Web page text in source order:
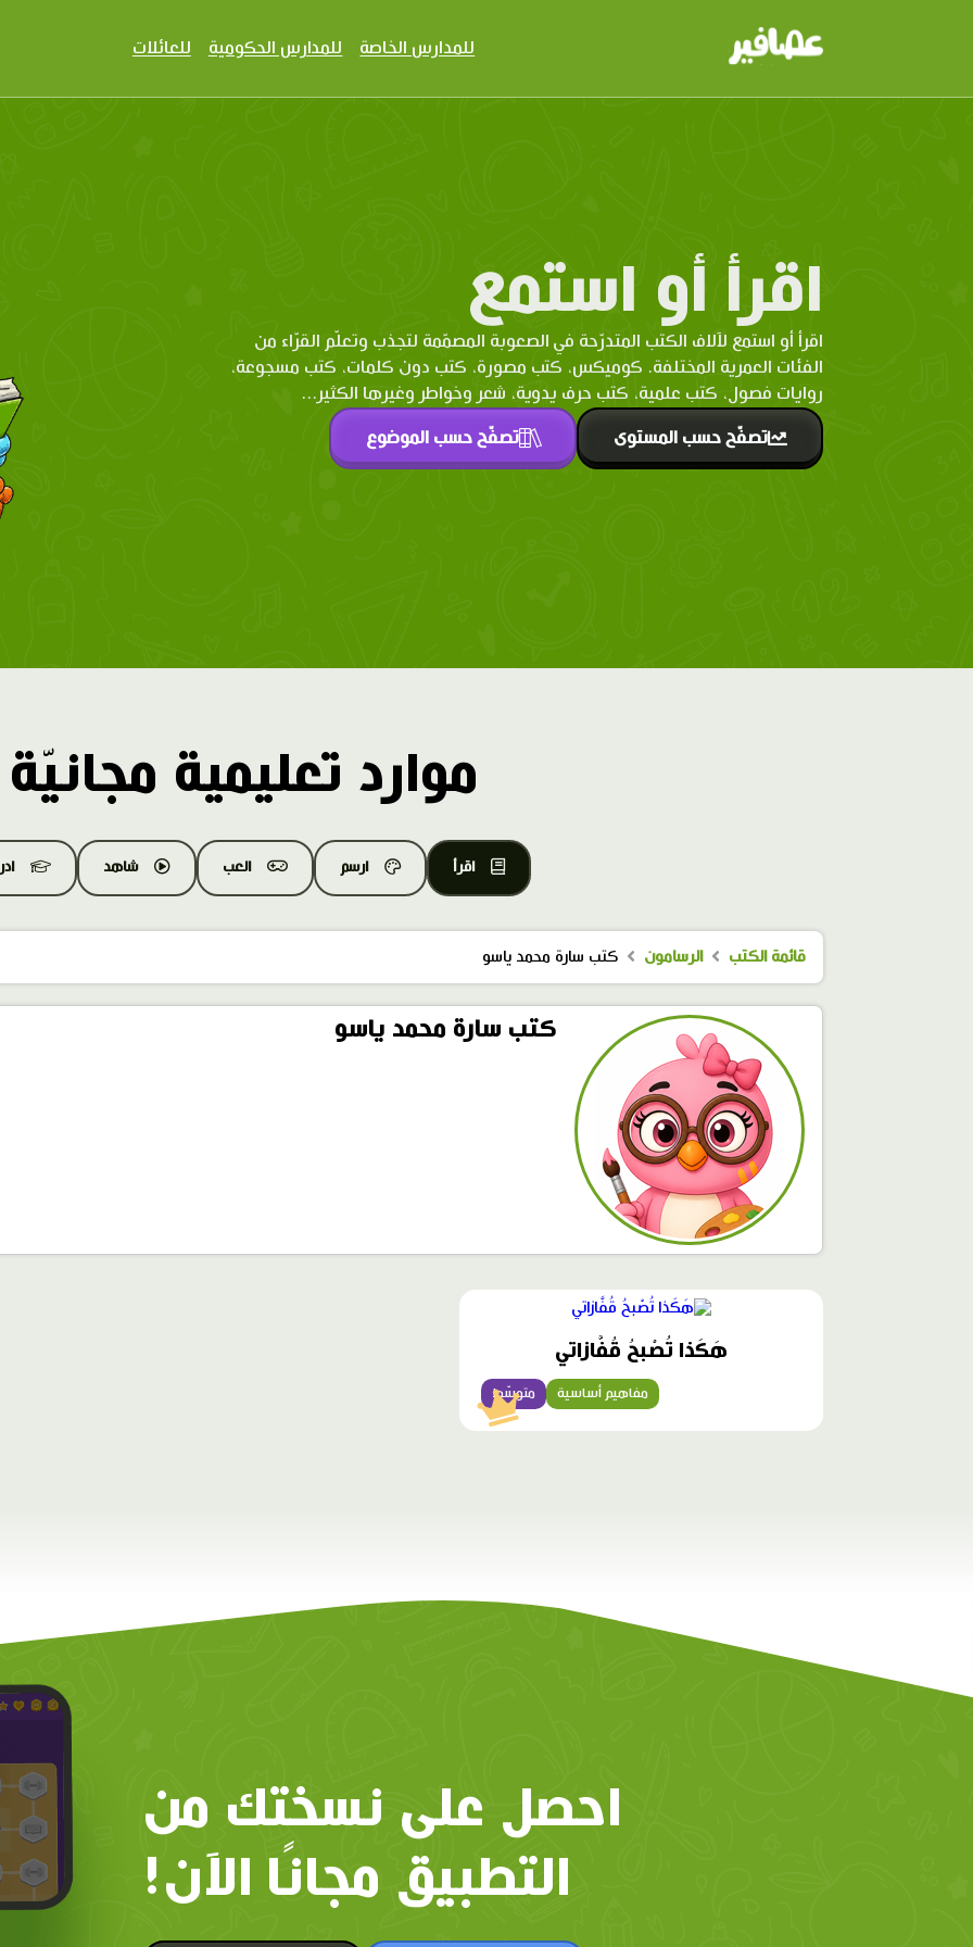
للمدارس الخاصة للمدارس الحكومية للعائلات
اقرأ أو استمع
اقرأ أو استمع لآلاف الكتب المتدرّحة في الصعوبة المصمّمة لتجذب وتعلّم القرّاء من
الفئات العمرية المختلفة. كوميكس، كتب مصورة، كتب دون كلمات، كتب مسجوعة،
روايات فصول، كتب علمية، كتب حرف يدوية، شعر وخواطر وغيرها الكثير...
تصفّح حسب المستوى تصفّح حسب الموضوع
موارد تعليمية مجانيّة
اقرأ ارسم العب شاهد
قائمة الكتب الرسامون كتب سارة محمد ياسو
كتب سارة محمد ياسو
محتوى
هَكَذا تُصْبحُ قُفَّازاتي
متوسّط مفاهيم أساسية
احصل على نسختك من
التطبيق مجانًا الآن!